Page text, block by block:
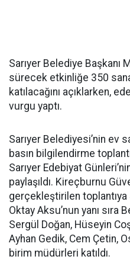
Sarıyer Belediye Başkanı
sürecek etkinliğe 350
katılacağını açıklarken,
vurgu yaptı.
Sarıyer Belediyesi’nin ev
basın bilgilendirme
Sarıyer Edebiyat
paylaşıldı. Kireçburnu
gerçekleştirilen toplantıya
Oktay Aksu’nun yanı sıra
Sergül Doğan, Hüseyin
Ayhan Gedik, Cem Çetin,
birim müdürleri katıldı.